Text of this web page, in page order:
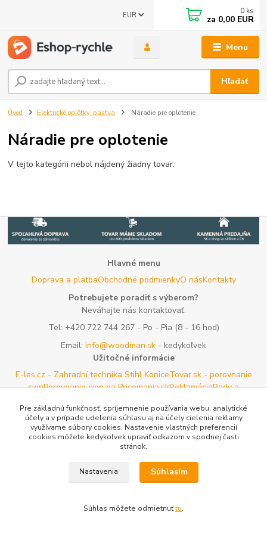
Menu
EUR
Hľadať
0 ks
za 0,00 EUR
Úvod Elektrické oplôtky, pastva Náradie pre oplotenie
Náradie pre oplotenie
V tejto kategórii nebol nájdený žiadny tovar.
Hlavné menu
Doprava a platbaObchodné podmienkyO násKontakty
Potrebujete poradiť s výberom?
Neváhajte nás kontaktovať.
Tel: +420 722 744 267- Po - Pia (8 - 16 hod)
Email: info@woodman.sk - kedykoľvek
Užitočné informácie
E-les.cz - Zahradní technika Stihl KoniceTovar.sk - porovnanie
cienPorovnanie cien na Pricemania.skReklamáciaRady a
Vytvorené na Eshop-rychlo.sk
Pre základnú funkčnosť, spríjemnenie používania webu, analytické
účely a v prípade udelenia súhlasu aj na účely cielenia reklamy
využívame súbory cookies. Nastavenie vlastných preferencií
cookies môžete kedykoľvek upraviť odkazom v spodnej časti
stránok.
Nastavenia Súhlasím
Súhlas môžete odmietnuťtu.